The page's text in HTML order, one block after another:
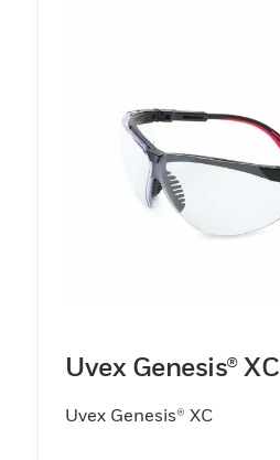
Uvex Genesis® XC
Uvex Genesis® XC